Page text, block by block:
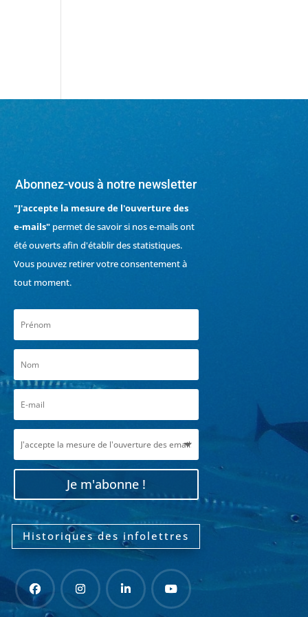
Abonnez-vous à notre newsletter
"J'accepte la mesure de l'ouverture des
e-mails"permet de savoir si nos e-mails ont
été ouverts afin d'établir des statistiques.
Vous pouvez retirer votre consentement à
tout moment.
Je m'abonne !
Historiques des infolettres